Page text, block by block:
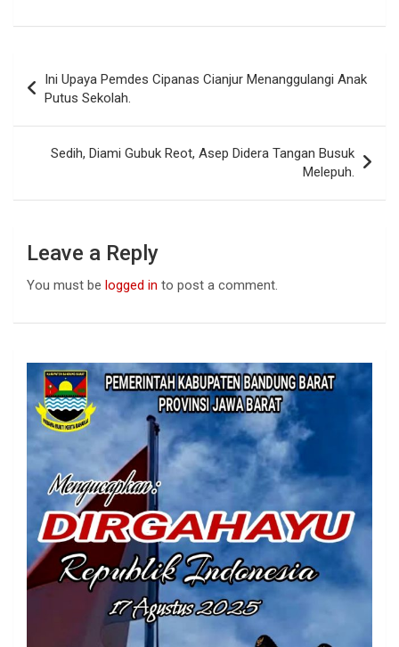
ce
b
o
o
k
at
s
A
p
p
ke
n
navigation
Ini Upaya Pemdes Cipanas Cianjur Menanggulangi Anak
Putus Sekolah.
Sedih, Diami Gubuk Reot, Asep Didera Tangan Busuk
Melepuh.
Leave a Reply
You must be logged in to post a comment.